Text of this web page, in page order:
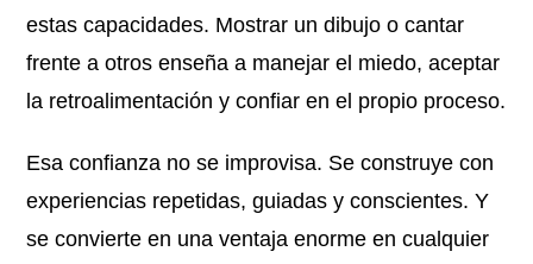
estas capacidades. Mostrar un dibujo o cantar
frente a otros enseña a manejar el miedo, aceptar
la retroalimentación y confiar en el propio proceso.
Esa confianza no se improvisa. Se construye con
experiencias repetidas, guiadas y conscientes. Y
se convierte en una ventaja enorme en cualquier